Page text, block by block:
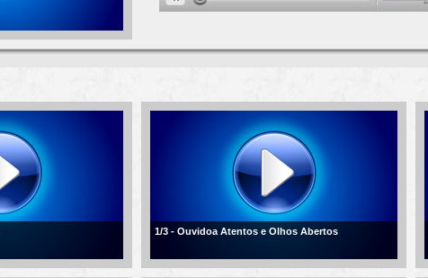
1/3 - Ouvidoa Atentos e Olhos Abertos